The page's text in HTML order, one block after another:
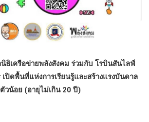
ธิเครือข่ายพลังสังคม ร่วมกับ โรบินสันไลฟ์
ปิดพื้นที่แห่งการเรียนรู้และสร้างแรงบันดาล
วน้อย (อายุไม่เกิน 20 ปี)